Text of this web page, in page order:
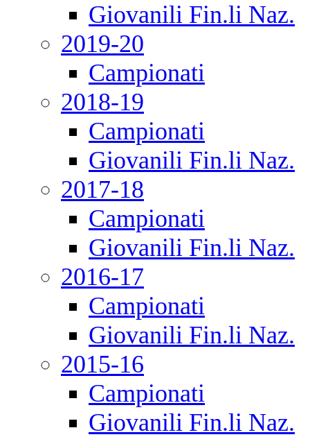
Giovanili Fin.li Naz.
2019-20
Campionati
2018-19
Campionati
Giovanili Fin.li Naz.
2017-18
Campionati
Giovanili Fin.li Naz.
2016-17
Campionati
Giovanili Fin.li Naz.
2015-16
Campionati
Giovanili Fin.li Naz.